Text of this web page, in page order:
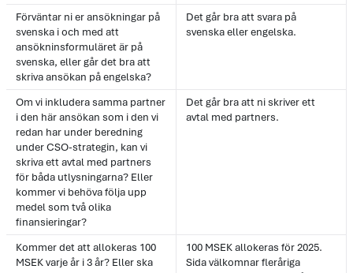
Förväntar ni er ansökningar på
svenska i och med att
ansökninsformuläret är på
svenska, eller går det bra att
skriva ansökan på engelska?
Det går bra att svara på
svenska eller engelska.
Om vi inkludera samma partner
i den här ansökan som i den vi
redan har under beredning
under CSO-strategin, kan vi
skriva ett avtal med partners
för båda utlysningarna? Eller
kommer vi behöva följa upp
medel som två olika
finansieringar?
Det går bra att ni skriver ett
avtal med partners.
Kommer det att allokeras 100
MSEK varje år i 3 år? Eller ska
100 MSEK allokeras för 2025.
Sida välkomnar fleråriga